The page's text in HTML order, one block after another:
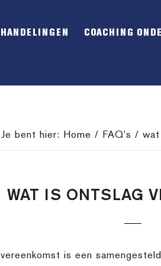
COACHING
Je bent hier: Home / FAQ's /
WAT IS ONTSLAG
is een